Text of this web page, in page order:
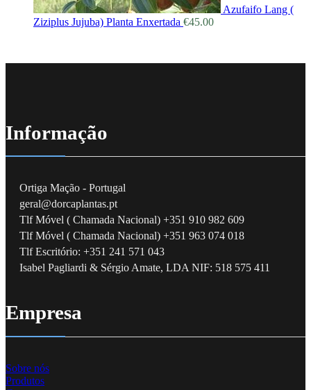
Azufaifo Lang (
Ziziplus Jujuba) Planta Enxertada €45.00
Informação
Ortiga Mação - Portugal
geral@dorcaplantas.pt
Tlf Móvel ( Chamada Nacional) +351 910 982 609
Tlf Móvel ( Chamada Nacional) +351 963 074 018
Tlf Escritório: +351 241 571 043
Isabel Pagliardi & Sérgio Amate, LDA NIF: 518 575 411
Empresa
Sobre nós
Produtos